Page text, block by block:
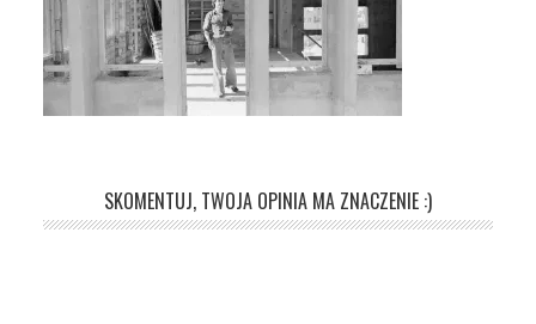
SKOMENTUJ, TWOJA OPINIA MA ZNACZENIE :)